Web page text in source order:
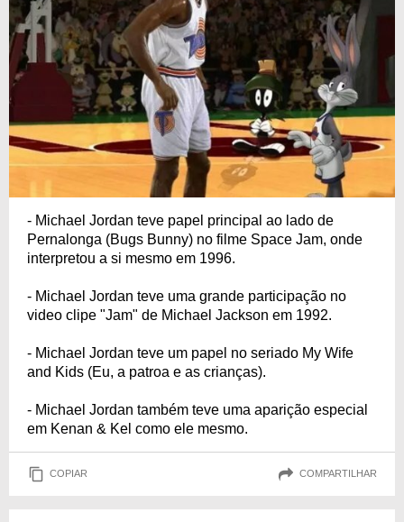
- Michael Jordan teve papel principal ao lado de
Pernalonga (Bugs Bunny) no filme Space Jam, onde
interpretou a si mesmo em 1996.
- Michael Jordan teve uma grande participação no
video clipe "Jam" de Michael Jackson em 1992.
- Michael Jordan teve um papel no seriado My Wife
and Kids (Eu, a patroa e as crianças).
- Michael Jordan também teve uma aparição especial
em Kenan & Kel como ele mesmo.
COPIAR COMPARTILHAR